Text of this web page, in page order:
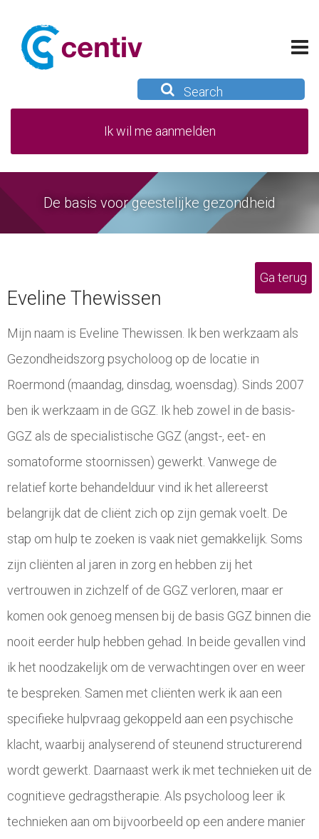
Ik wil me aanmelden
De basis voor geestelijke gezondheid
Eveline Thewissen
Ga terug
Mijn naam is Eveline Thewissen. Ik ben werkzaam als
Gezondheidszorg psycholoog op de locatie in
Roermond (maandag, dinsdag, woensdag). Sinds 2007
ben ik werkzaam in de GGZ. Ik heb zowel in de basis-
GGZ als de specialistische GGZ (angst-, eet- en
somatoforme stoornissen) gewerkt. Vanwege de
relatief korte behandelduur vind ik het allereerst
belangrijk dat de cliënt zich op zijn gemak voelt. De
stap om hulp te zoeken is vaak niet gemakkelijk. Soms
zijn cliënten al jaren in zorg en hebben zij het
vertrouwen in zichzelf of de GGZ verloren, maar er
komen ook genoeg mensen bij de basis GGZ binnen die
nooit eerder hulp hebben gehad. In beide gevallen vind
ik het noodzakelijk om de verwachtingen over en weer
te bespreken. Samen met cliënten werk ik aan een
specifieke hulpvraag gekoppeld aan een psychische
klacht, waarbij analyserend of steunend structurerend
wordt gewerkt. Daarnaast werk ik met technieken uit de
cognitieve gedragstherapie. Als psycholoog leer ik
technieken aan om bijvoorbeeld op een andere manier